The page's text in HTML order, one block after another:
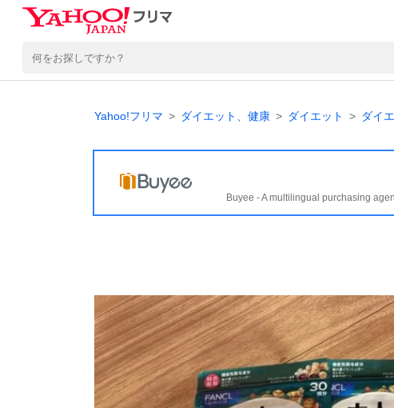
Yahoo!フリマ ダイエット、健康 ダイエット ダイ
Buyee - A multilingual purchasing